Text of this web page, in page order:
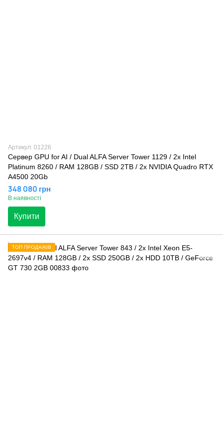
Артикул: 01226
Сервер GPU for AI / Dual ALFA Server Tower 1129 / 2х Intel
Platinum 8260 / RAM 128GB / SSD 2TB / 2x NVIDIA Quadro RTX
A4500 20Gb
348 080 грн
В наявності
Купити
ТОП ПРОДАЖІВ